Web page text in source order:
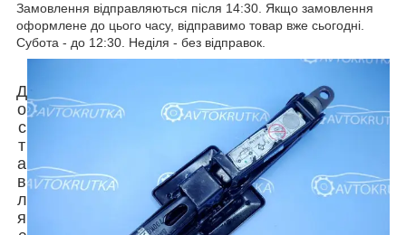
Замовлення відправляються після 14:30. Якщо замовлення
оформлене до цього часу, відправимо товар вже сьогодні.
Субота - до 12:30. Неділя - без відправок.
Д
о
с
т
а
в
л
я